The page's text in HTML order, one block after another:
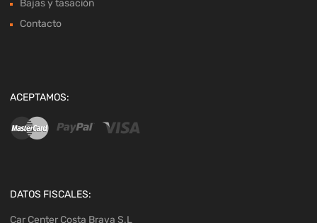
Bajas y tasación
Contacto
ACEPTAMOS:
DATOS FISCALES:
Car Center Costa Brava S.L